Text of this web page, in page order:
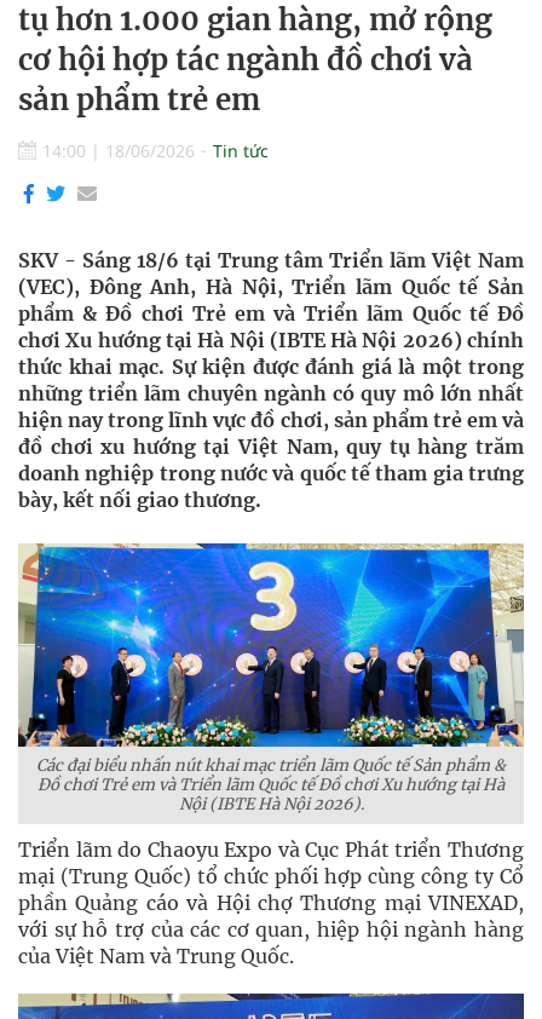
tụ hơn 1.000 gian hàng, mở rộng
cơ hội hợp tác ngành đồ chơi và
sản phẩm trẻ em
14:00 | 18/06/2026 Tin tức
SKV - Sáng 18/6 tại Trung tâm Triển lãm Việt Nam
(VEC), Đông Anh, Hà Nội, Triển lãm Quốc tế Sản
phẩm & Đồ chơi Trẻ em và Triển lãm Quốc tế Đồ
chơi Xu hướng tại Hà Nội (IBTE Hà Nội 2026) chính
thức khai mạc. Sự kiện được đánh giá là một trong
những triển lãm chuyên ngành có quy mô lớn nhất
hiện nay trong lĩnh vực đồ chơi, sản phẩm trẻ em và
đồ chơi xu hướng tại Việt Nam, quy tụ hàng trăm
doanh nghiệp trong nước và quốc tế tham gia trưng
bày, kết nối giao thương.
Các đại biểu nhấn nút khai mạc triển lãm Quốc tế Sản phẩm &
Đồ chơi Trẻ em và Triển lãm Quốc tế Đồ chơi Xu hướng tại Hà
Nội (IBTE Hà Nội 2026).
Triển lãm do Chaoyu Expo và Cục Phát triển Thương
mại (Trung Quốc) tổ chức phối hợp cùng công ty Cổ
phần Quảng cáo và Hội chợ Thương mại VINEXAD,
với sự hỗ trợ của các cơ quan, hiệp hội ngành hàng
của Việt Nam và Trung Quốc.